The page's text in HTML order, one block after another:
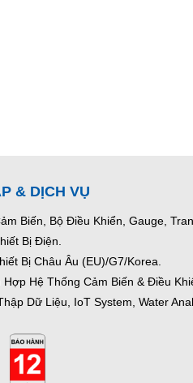
& DỊCH VỤ
Biến, Bộ Điều Khiển, Gauge,
Bị Điện.
Bị Châu Âu (EU)/G7/Korea.
Hệ Thống Cảm Biến & Điều
Dữ Liệu, IoT System, Water